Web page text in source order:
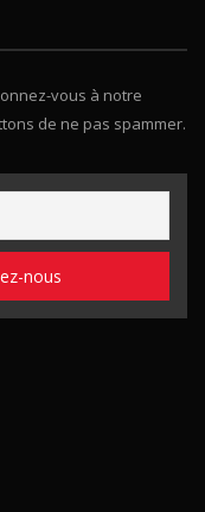
vous à notre
de ne pas spammer.